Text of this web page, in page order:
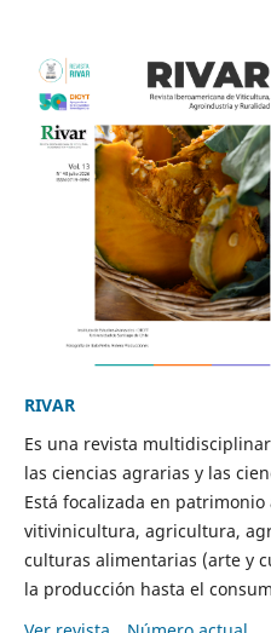
RIVAR
Es una revista
las ciencias agrarias y las
Está focalizada en
vitivinicultura, agricultura,
culturas alimentarias (arte y
la producción hasta el